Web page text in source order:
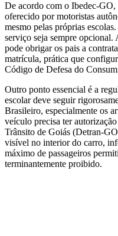
De acordo com o Ibedec-GO,
oferecido por motoristas
mesmo pelas próprias
serviço seja sempre opcional.
pode obrigar os pais a
matrícula, prática que
Código de Defesa do
Outro ponto essencial é a
escolar deve seguir
Brasileiro, especialmente os
veículo precisa ter
Trânsito de Goiás (Detran-
visível no interior do carro,
máximo de passageiros
terminantemente proibido.